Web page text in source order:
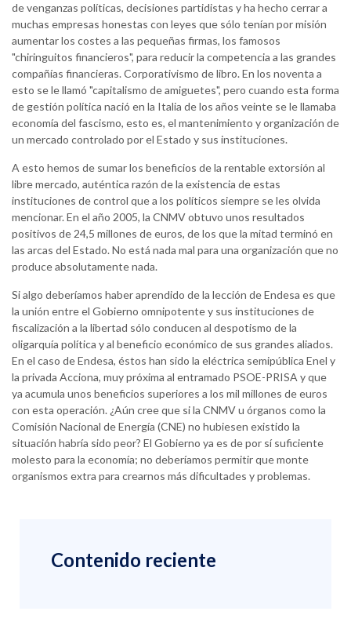
de venganzas políticas, decisiones partidistas y ha hecho cerrar a
muchas empresas honestas con leyes que sólo tenían por misión
aumentar los costes a las pequeñas firmas, los famosos
"chiringuitos financieros", para reducir la competencia a las grandes
compañías financieras. Corporativismo de libro. En los noventa a
esto se le llamó "capitalismo de amiguetes", pero cuando esta forma
de gestión política nació en la Italia de los años veinte se le llamaba
economía del fascismo, esto es, el mantenimiento y organización de
un mercado controlado por el Estado y sus instituciones.
A esto hemos de sumar los beneficios de la rentable extorsión al
libre mercado, auténtica razón de la existencia de estas
instituciones de control que a los políticos siempre se les olvida
mencionar. En el año 2005, la CNMV obtuvo unos resultados
positivos de 24,5 millones de euros, de los que la mitad terminó en
las arcas del Estado. No está nada mal para una organización que no
produce absolutamente nada.
Si algo deberíamos haber aprendido de la lección de Endesa es que
la unión entre el Gobierno omnipotente y sus instituciones de
fiscalización a la libertad sólo conducen al despotismo de la
oligarquía política y al beneficio económico de sus grandes aliados.
En el caso de Endesa, éstos han sido la eléctrica semipública Enel y
la privada Acciona, muy próxima al entramado PSOE-PRISA y que
ya acumula unos beneficios superiores a los mil millones de euros
con esta operación. ¿Aún cree que si la CNMV u órganos como la
Comisión Nacional de Energía (CNE) no hubiesen existido la
situación habría sido peor? El Gobierno ya es de por sí suficiente
molesto para la economía; no deberíamos permitir que monte
organismos extra para crearnos más dificultades y problemas.
Contenido reciente